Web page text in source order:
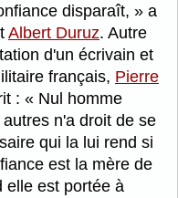
disparaît,
a
Albert Duruz. Autre
d'un écrivain et
français, Pierre
:
Nul homme
n'a droit de se
qui la lui rend si
est la mère de
elle est portée à